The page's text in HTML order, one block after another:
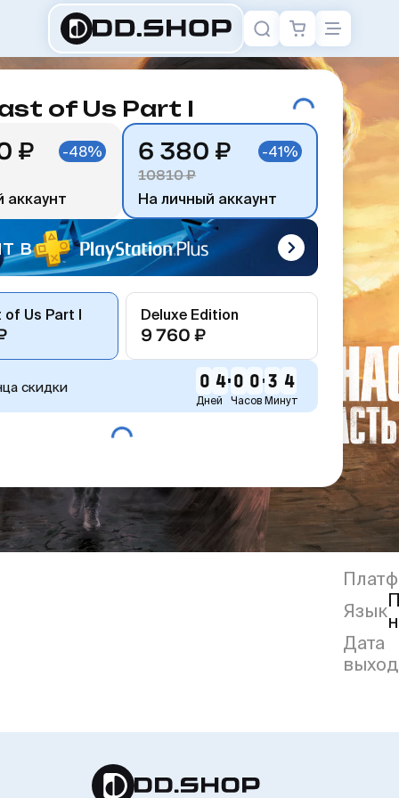
of Us Part I
₽ -48%
аккаунт
6 380 ₽ -41%
10810 ₽
На личный аккаунт
в
of Us Part I Deluxe Edition
9 760 ₽
скидки 0 4
Дней
0 0
Часов
3 4
Минут
Язык
Дата